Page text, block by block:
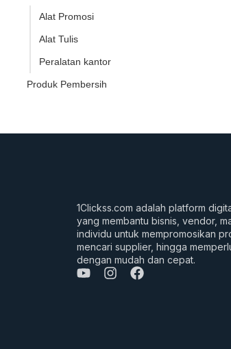
Alat Promosi
Alat Tulis
Peralatan kantor
Produk Pembersih
1Clickss.com adalah platform
yang membantu bisnis, vendor,
individu untuk mempromosikan
mencari supplier, hingga
dengan mudah dan cepat.
Y
I
F